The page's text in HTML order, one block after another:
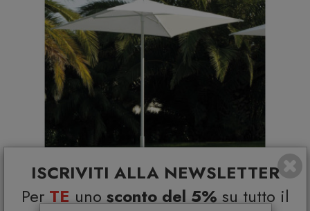
ISCRIVITI ALLA NEWSLETTER
Per TE uno sconto del 5% su tutto il